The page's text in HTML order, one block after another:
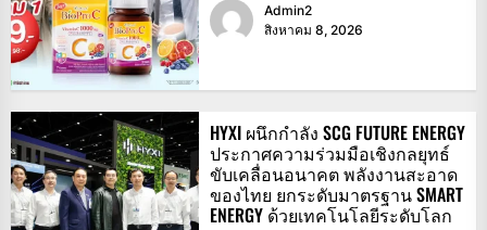
Admin2
สิงหาคม 8, 2026
HYXI ผนึกกำลัง SCG FUTURE ENERGY
ประกาศความร่วมมือเชิงกลยุทธ์
ขับเคลื่อนอนาคต พลังงานสะอาด
ของไทย ยกระดับมาตรฐาน SMART
ENERGY ด้วยเทคโนโลยีระดับโลก